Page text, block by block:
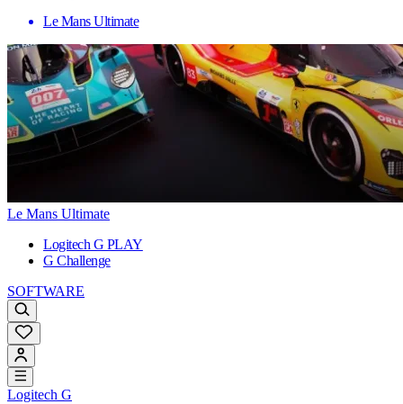
Le Mans Ultimate
Le Mans Ultimate
Logitech G PLAY
G Challenge
SOFTWARE
Logitech G